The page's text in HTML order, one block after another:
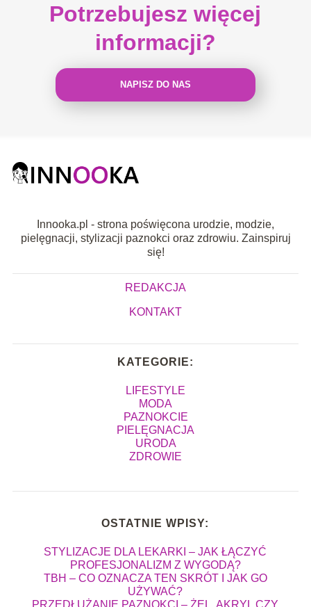
Potrzebujesz więcej
informacji?
NAPISZ DO NAS
Innooka.pl - strona poświęcona urodzie, modzie,
pielęgnacji, stylizacji paznokci oraz zdrowiu. Zainspiruj
się!
REDAKCJA
KONTAKT
KATEGORIE:
LIFESTYLE
MODA
PAZNOKCIE
PIELĘGNACJA
URODA
ZDROWIE
OSTATNIE WPISY:
STYLIZACJE DLA LEKARKI – JAK ŁĄCZYĆ
PROFESJONALIZM Z WYGODĄ?
TBH – CO OZNACZA TEN SKRÓT I JAK GO
UŻYWAĆ?
PRZEDŁUŻANIE PAZNOKCI – ŻEL, AKRYL CZY